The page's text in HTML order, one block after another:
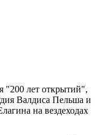
"200 лет открытий",
Валдиса Пельша и
на вездеходах